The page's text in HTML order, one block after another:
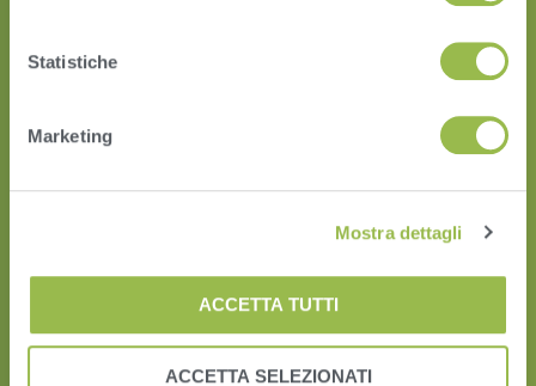
Statistiche
Marketing
Mostra dettagli
ACCETTA TUTTI
ACCETTA SELEZIONATI
HERD
VAS PULSE Platform